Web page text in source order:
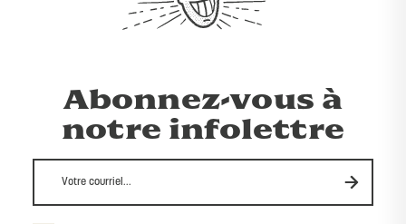
Abonnez-vous à
notre infolettre